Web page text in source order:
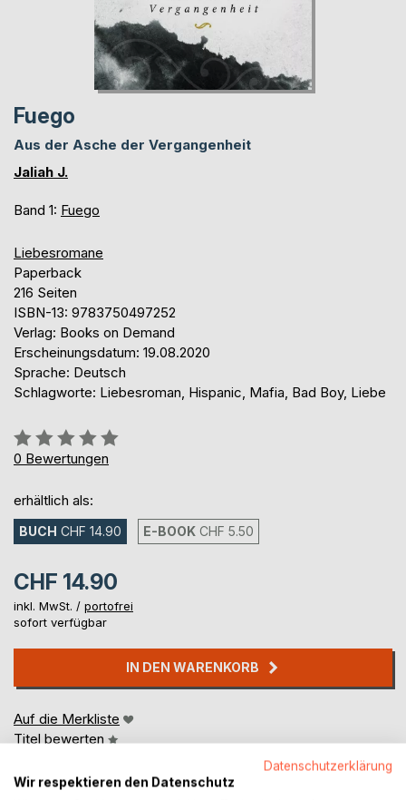
Fuego
Aus der Asche der Vergangenheit
Jaliah J.
Band 1: Fuego
Liebesromane
Paperback
216 Seiten
ISBN-13: 9783750497252
Verlag: Books on Demand
Erscheinungsdatum: 19.08.2020
Sprache: Deutsch
Schlagworte: Liebesroman, Hispanic, Mafia, Bad Boy, Liebe
Bewertung::
0%
0 Bewertungen
erhältlich als:
BUCH CHF 14.90 E-BOOK CHF 5.50
CHF 14.90
inkl. MwSt. / portofrei
sofort verfügbar
IN DEN WARENKORB
Auf die Merkliste
Titel bewerten
Datenschutzerklärung
Wir respektieren den Datenschutz